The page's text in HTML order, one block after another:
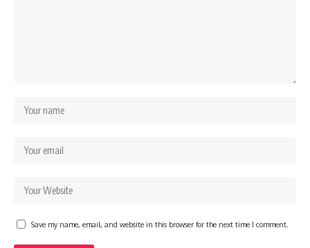
Save my name, email, and website in this browser for the next time I comment.